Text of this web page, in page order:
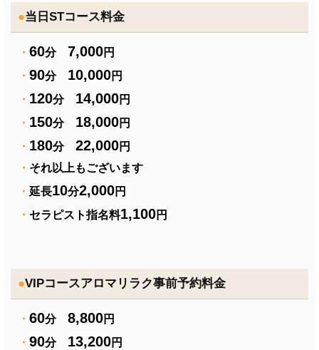
●当日STコース料金
・ 60分 7,000円
・ 90分 10,000円
・ 120分 14,000円
・ 150分 18,000円
・ 180分 22,000円
・ それ以上もございます
・ 延長10分2,000円
・ セラピスト指名料1,100円
●VIPコースアロマリラク事前予約料金
・ 60分 8,800円
・ 90分 13,200円